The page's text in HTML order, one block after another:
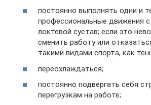
постоянно выполнять одни и
профессиональные движения с
локтевой сустав; если это
сменить работу или
такими видами спорта, как
переохлаждаться;
постоянно подвергать себя
перегрузкам на работе;